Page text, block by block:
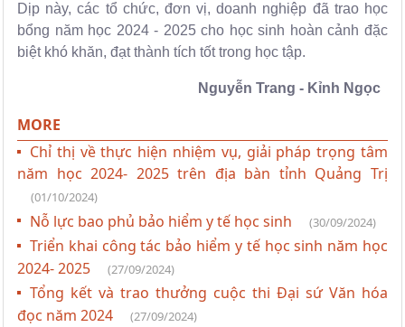
Dịp này, các tổ chức, đơn vị, doanh nghiệp đã trao học
bổng năm học 2024 - 2025 cho học sinh hoàn cảnh đặc
biệt khó khăn, đạt thành tích tốt trong học tập.
Nguyễn Trang - Kỉnh Ngọc
MORE
Chỉ thị về thực hiện nhiệm vụ, giải pháp trọng tâm
năm học 2024- 2025 trên địa bàn tỉnh Quảng Trị
(01/10/2024)
Nỗ lực bao phủ bảo hiểm y tế học sinh (30/09/2024)
Triển khai công tác bảo hiểm y tế học sinh năm học
2024- 2025
(27/09/2024)
Tổng kết và trao thưởng cuộc thi Đại sứ Văn hóa
đọc năm 2024
(27/09/2024)